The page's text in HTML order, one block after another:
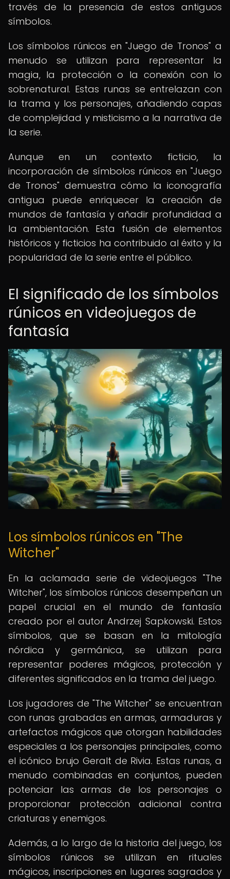
través de la presencia de estos antiguos
símbolos.
Los símbolos rúnicos en "Juego de Tronos" a
menudo se utilizan para representar la
magia, la protección o la conexión con lo
sobrenatural. Estas runas se entrelazan con
la trama y los personajes, añadiendo capas
de complejidad y misticismo a la narrativa de
la serie.
Aunque en un contexto ficticio, la
incorporación de símbolos rúnicos en "Juego
de Tronos" demuestra cómo la iconografía
antigua puede enriquecer la creación de
mundos de fantasía y añadir profundidad a
la ambientación. Esta fusión de elementos
históricos y ficticios ha contribuido al éxito y la
popularidad de la serie entre el público.
El significado de los símbolos
rúnicos en videojuegos de
fantasía
Los símbolos rúnicos en "The
Witcher"
En la aclamada serie de videojuegos "The
Witcher", los símbolos rúnicos desempeñan un
papel crucial en el mundo de fantasía
creado por el autor Andrzej Sapkowski. Estos
símbolos, que se basan en la mitología
nórdica y germánica, se utilizan para
representar poderes mágicos, protección y
diferentes significados en la trama del juego.
Los jugadores de "The Witcher" se encuentran
con runas grabadas en armas, armaduras y
artefactos mágicos que otorgan habilidades
especiales a los personajes principales, como
el icónico brujo Geralt de Rivia. Estas runas, a
menudo combinadas en conjuntos, pueden
potenciar las armas de los personajes o
proporcionar protección adicional contra
criaturas y enemigos.
Además, a lo largo de la historia del juego, los
símbolos rúnicos se utilizan en rituales
mágicos, inscripciones en lugares sagrados y